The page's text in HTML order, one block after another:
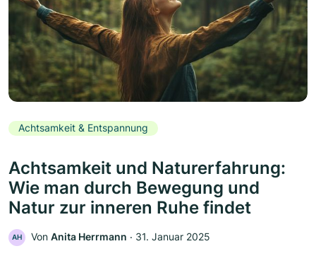
Achtsamkeit & Entspannung
Achtsamkeit und Naturerfahrung:
Wie man durch Bewegung und
Natur zur inneren Ruhe findet
AH Von Anita Herrmann ‧ 31. Januar 2025